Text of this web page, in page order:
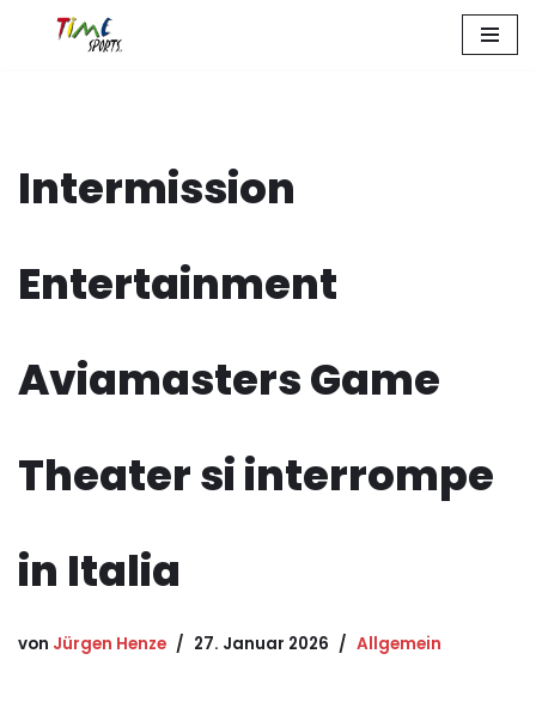
Intermission
Entertainment
Aviamasters Game
Theater si interrompe
in Italia
von Jürgen Henze 27. Januar 2026 Allgemein